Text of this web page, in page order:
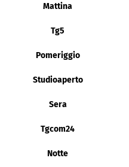
Mattina
Tg5
Pomeriggio
Studioaperto
Sera
Tgcom24
Notte